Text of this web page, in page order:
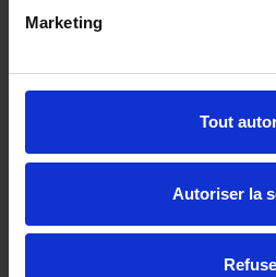
Marketing
Tout
Autoriser la
M 1.5 BlueHDI 130 EAT8 Allure
460.25 €/mois